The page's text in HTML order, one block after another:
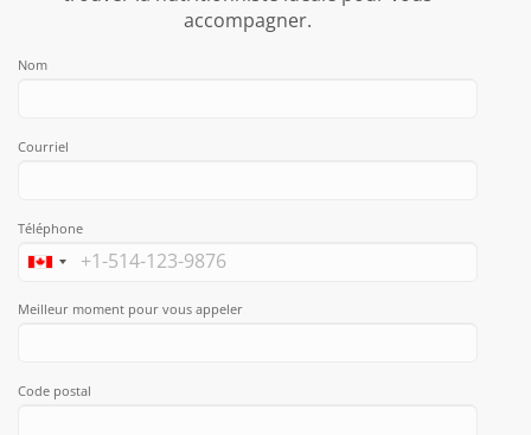
accompagner.
Nom
Courriel
Téléphone
Meilleur moment pour vous appeler
Code postal